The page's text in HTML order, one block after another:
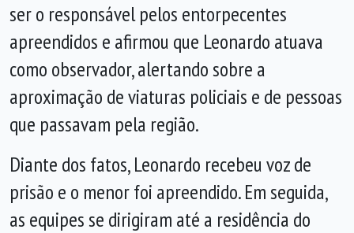
ser o responsável pelos entorpecentes
apreendidos e afirmou que Leonardo atuava
como observador, alertando sobre a
aproximação de viaturas policiais e de pessoas
que passavam pela região.
Diante dos fatos, Leonardo recebeu voz de
prisão e o menor foi apreendido. Em seguida,
as equipes se dirigiram até a residência do